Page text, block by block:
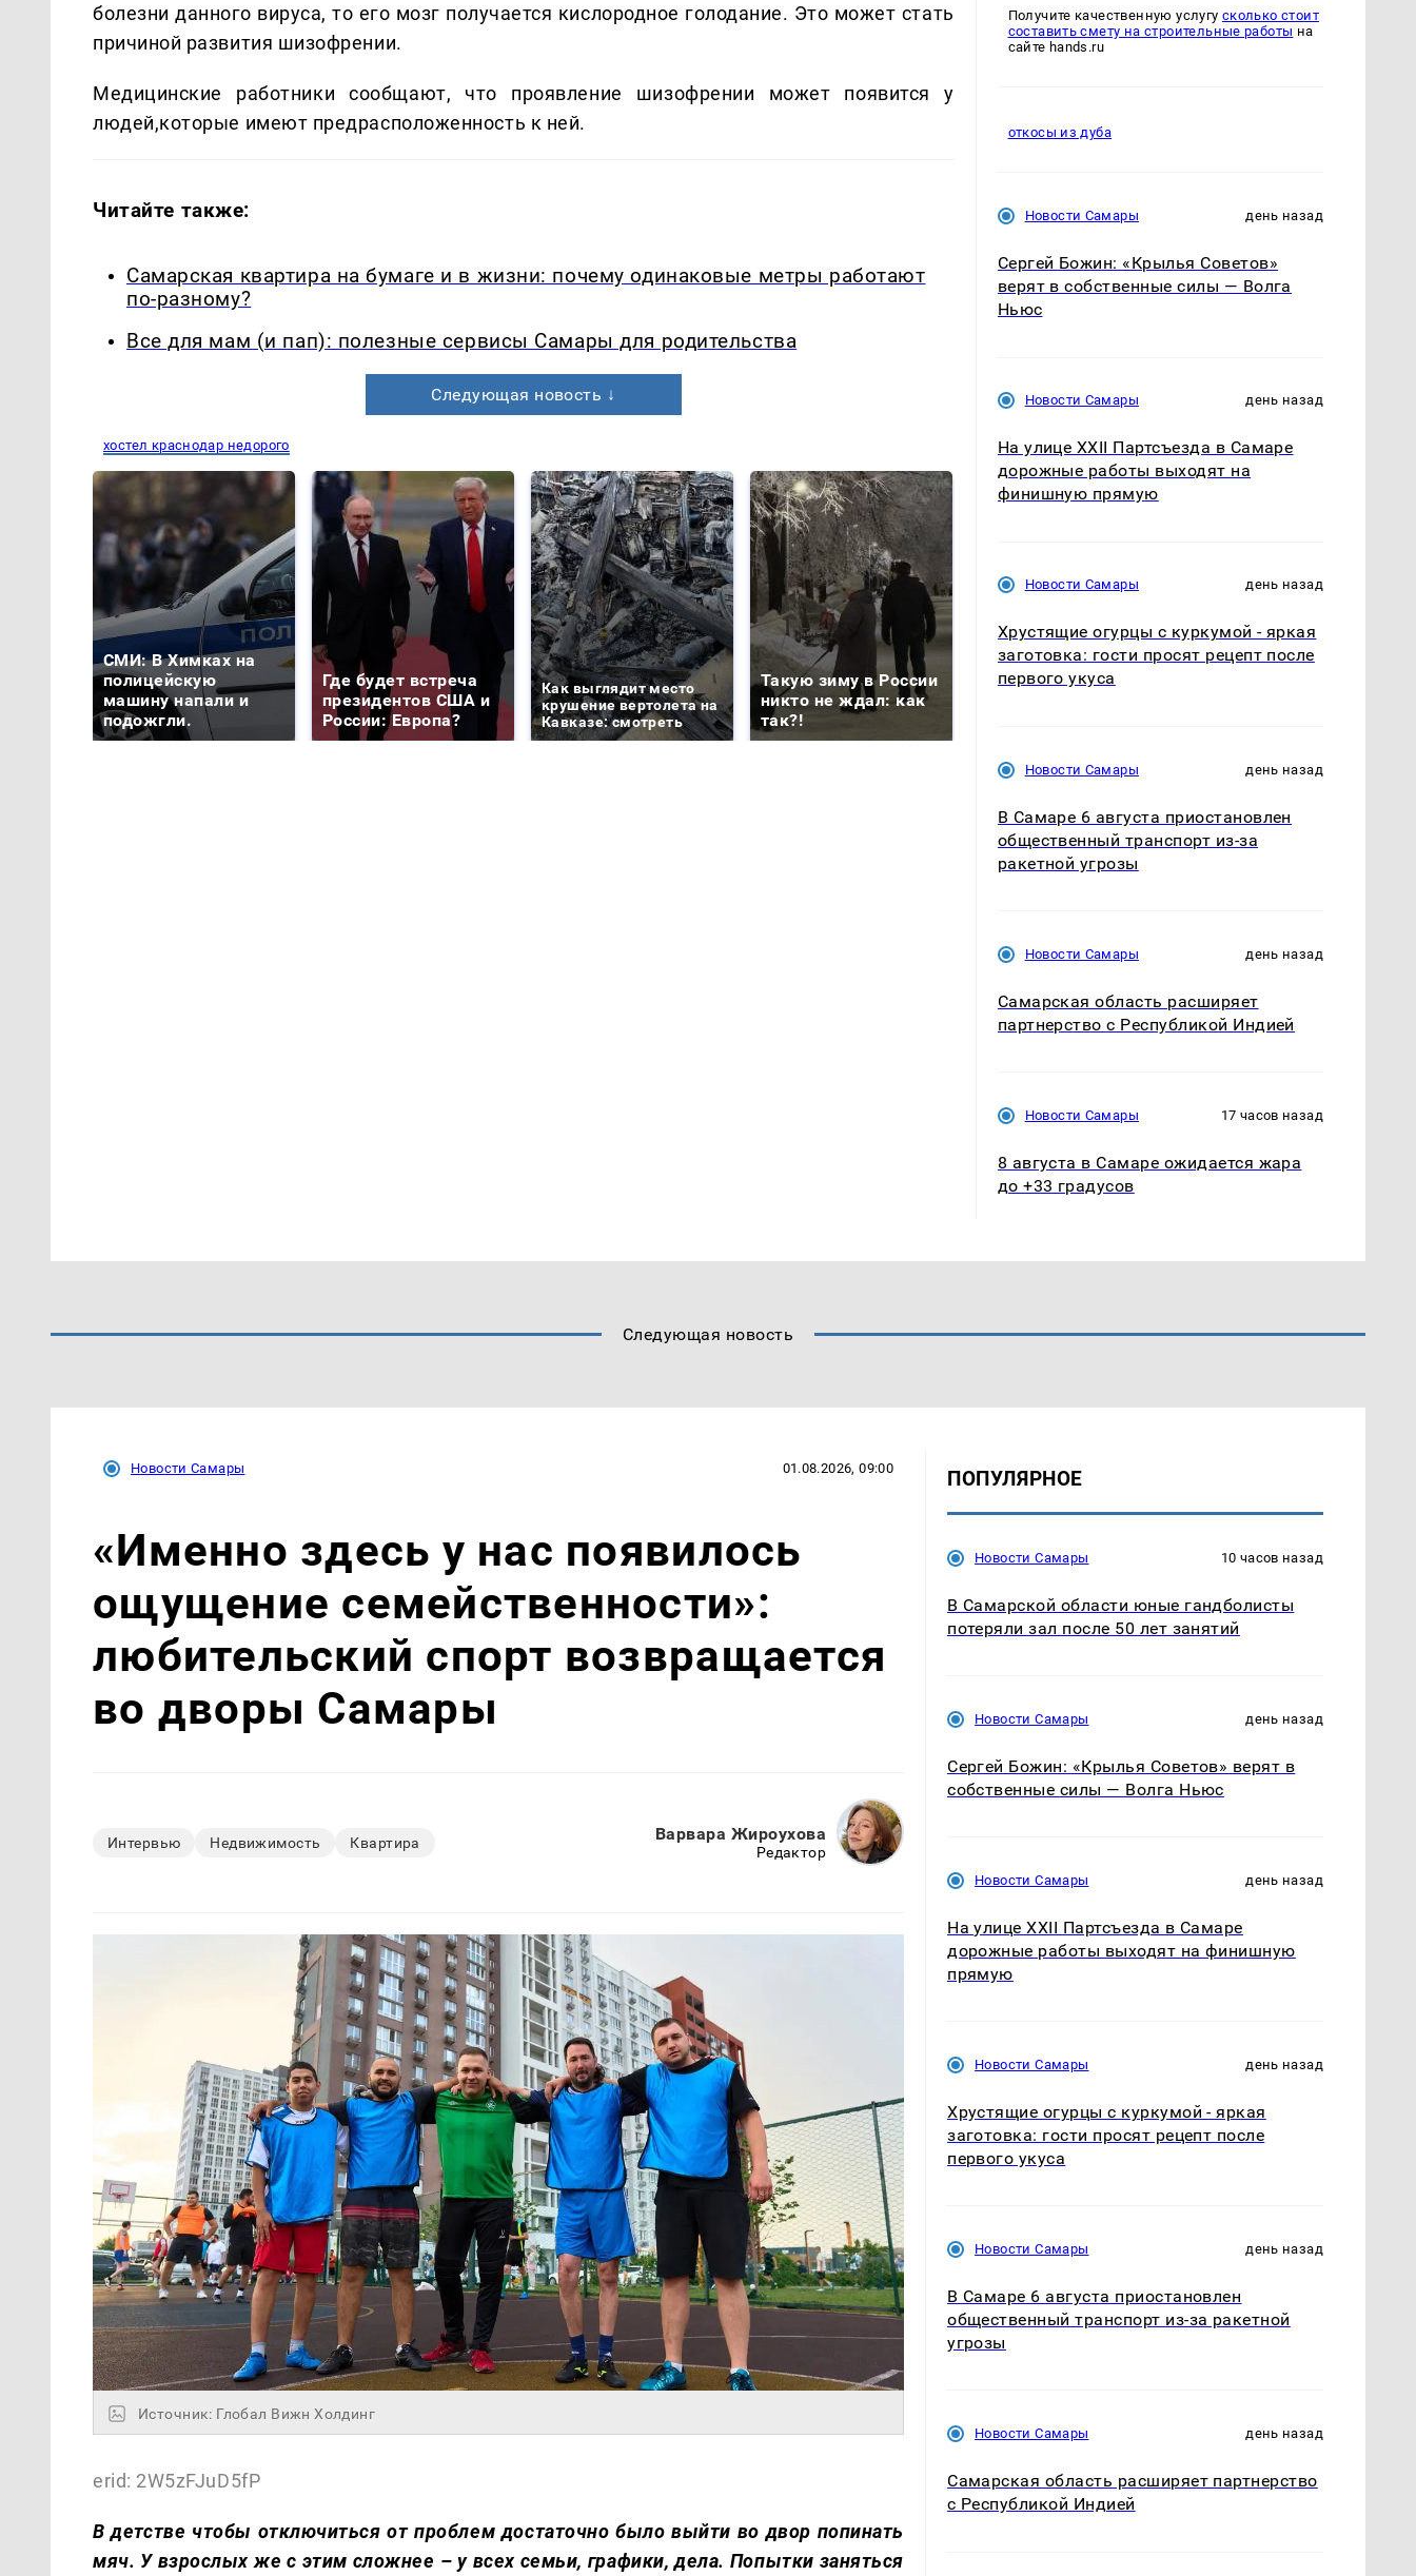
болезни данного вируса, то его мозг получается кислородное голодание. Это может стать
причиной развития шизофрении.
Медицинские работники сообщают, что проявление шизофрении может появится у
людей,которые имеют предрасположенность к ней.
Читайте также:
Самарская квартира на бумаге и в жизни: почему одинаковые метры работают
по-разному?
Все для мам (и пап): полезные сервисы Самары для родительства
Следующая новость ↓
хостел краснодар недорого
СМИ: В Химках на
полицейскую
машину напали и
подожгли.
Где будет встреча
президентов США и
России: Европа?
Как выглядит место
крушение вертолета на
Кавказе: смотреть
Такую зиму в России
никто не ждал: как
так?!
На Урале из казны
Получите качественную услугу сколько стоит
составить смету на строительные работы на
сайте hands.ru
откосы из дуба
Новости Самары день назад
Сергей Божин: «Крылья Советов»
верят в собственные силы — Волга
Ньюс
Новости Самары день назад
На улице XXII Партсъезда в Самаре
дорожные работы выходят на
финишную прямую
Новости Самары день назад
Хрустящие огурцы с куркумой - яркая
заготовка: гости просят рецепт после
первого укуса
Новости Самары день назад
В Самаре 6 августа приостановлен
общественный транспорт из-за
ракетной угрозы
Новости Самары день назад
Самарская область расширяет
партнерство с Республикой Индией
Новости Самары 17 часов назад
8 августа в Самаре ожидается жара
до +33 градусов
Следующая новость
Новости Самары 01.08.2026, 09:00
«Именно здесь у нас появилось
ощущение семейственности»:
любительский спорт возвращается
во дворы Самары
Интервью Недвижимость Квартира Варвара Жироухова
Редактор
Источник: Глобал Вижн Холдинг
erid: 2W5zFJuD5fP
В детстве чтобы отключиться от проблем достаточно было выйти во двор попинать
мяч. У взрослых же с этим сложнее – у всех семьи, графики, дела. Попытки заняться
ПОПУЛЯРНОЕ
Новости Самары 10 часов назад
В Самарской области юные гандболисты
потеряли зал после 50 лет занятий
Новости Самары день назад
Сергей Божин: «Крылья Советов» верят в
собственные силы — Волга Ньюс
Новости Самары день назад
На улице XXII Партсъезда в Самаре
дорожные работы выходят на финишную
прямую
Новости Самары день назад
Хрустящие огурцы с куркумой - яркая
заготовка: гости просят рецепт после
первого укуса
Новости Самары день назад
В Самаре 6 августа приостановлен
общественный транспорт из-за ракетной
угрозы
Новости Самары день назад
Самарская область расширяет партнерство
с Республикой Индией